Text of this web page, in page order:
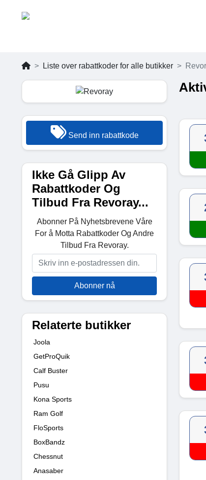
Liste over rabattkoder for alle butikker
Send inn rabattkode
Ikke Gå Glipp Av
Rabattkoder Og
Tilbud Fra Revoray...
Abonner På Nyhetsbrevene Våre
For å Motta Rabattkoder Og Andre
Tilbud Fra Revoray.
Abonner nå
Relaterte butikker
Joola
GetProQuik
Calf Buster
Pusu
Kona Sports
Ram Golf
FloSports
BoxBandz
Chessnut
Anasaber